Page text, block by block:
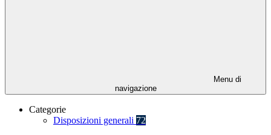
Menu di
navigazione
Categorie
Disposizioni generali 72